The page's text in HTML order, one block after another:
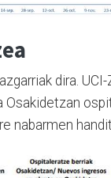
dira.
Osakidetzan
nabarmen